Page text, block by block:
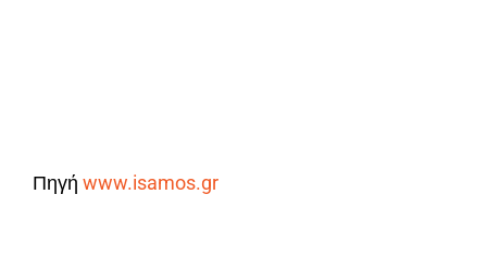
Πηγή www.isamos.gr